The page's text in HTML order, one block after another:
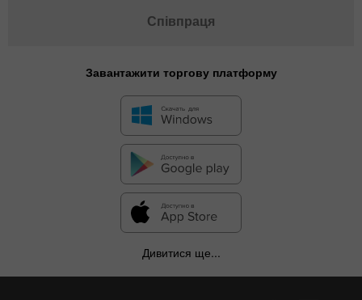
Співпраця
Завантажити торгову платформу
Дивитися ще...